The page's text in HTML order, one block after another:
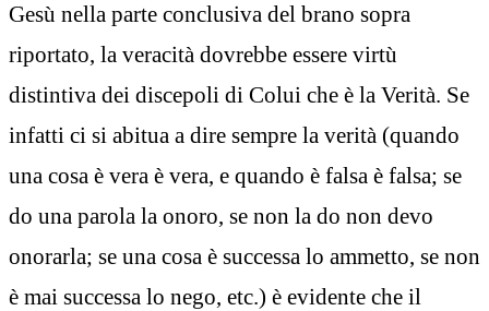
Gesù nella parte conclusiva del brano sopra
riportato, la veracità dovrebbe essere virtù
distintiva dei discepoli di Colui che è la Verità. Se
infatti ci si abitua a dire sempre la verità (quando
una cosa è vera è vera, e quando è falsa è falsa; se
do una parola la onoro, se non la do non devo
onorarla; se una cosa è successa lo ammetto, se non
è mai successa lo nego, etc.) è evidente che il